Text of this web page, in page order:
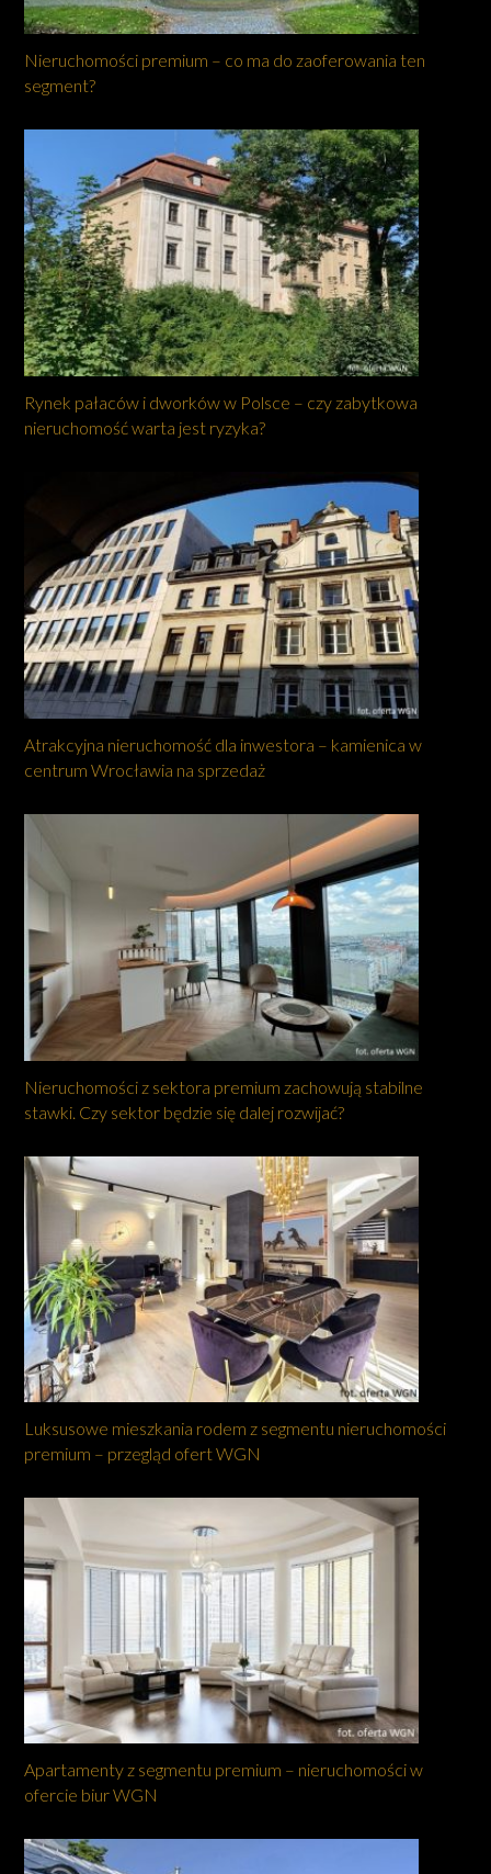
Nieruchomości premium – co ma do zaoferowania ten
segment?
Rynek pałaców i dworków w Polsce – czy zabytkowa
nieruchomość warta jest ryzyka?
Atrakcyjna nieruchomość dla inwestora – kamienica w
centrum Wrocławia na sprzedaż
Nieruchomości z sektora premium zachowują stabilne
stawki. Czy sektor będzie się dalej rozwijać?
Luksusowe mieszkania rodem z segmentu nieruchomości
premium – przegląd ofert WGN
Apartamenty z segmentu premium – nieruchomości w
ofercie biur WGN